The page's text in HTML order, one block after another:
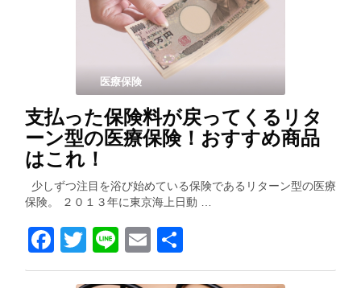
医療保険
支払った保険料が戻ってくるリタ
ーン型の医療保険！おすすめ商品
はこれ！
少しずつ注目を浴び始めている保険であるリターン型の医療
保険。 ２０１３年に東京海上日動 …
Facebook
Twitter
LineEmail
有